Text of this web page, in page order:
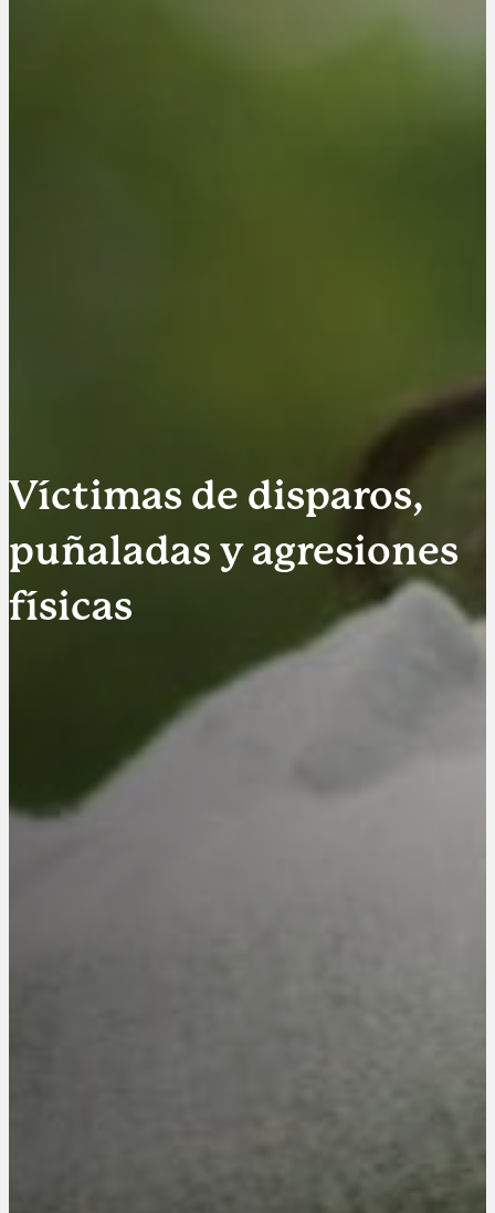
Víctimas de disparos,
puñaladas y agresiones
físicas